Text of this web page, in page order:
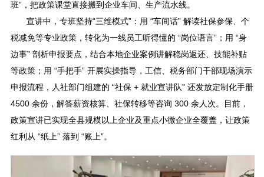
班”，把政策课堂直接搬到企业车间、生产流水线。
宣讲中，专班坚持“三维模式”：用 “车间话” 解读社保参保、个
税减免等专业政策，转化为一线员工听得懂的 “岗位语言”；用 “身
边事” 剖析申报要点，结合本地企业案例讲解稳岗返还、技能补贴
等政策；用 “手把手” 开展实操指导，工信、税务部门干部现场演示
申报流程，人社部门组建的 “社保 + 就业宣讲队” 还发放定制化手册
4500 余份，解答薪资核算、社保转移等咨询 300 余人次。目前，
政策宣讲已实现全县规模以上企业及重点小微企业全覆盖，让政策
红利从 “纸上” 落到 “账上”。